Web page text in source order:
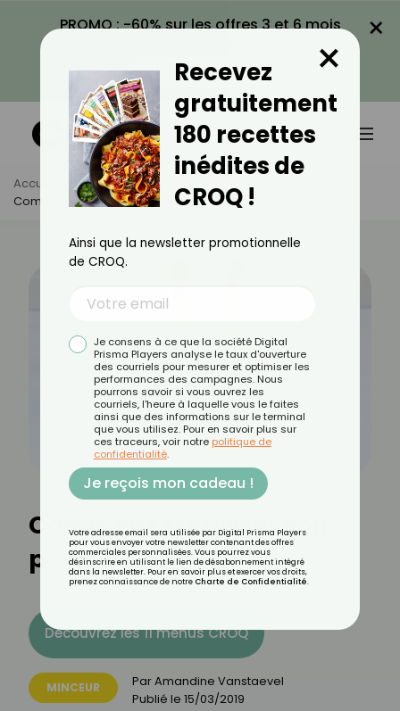
PROMO : -60% sur les offres 3 et 6 mois
VOIR LA PROMO
×
Accueil Actus
Minceur
Comment Stabiliser Son Poids ?
Comment stabiliser son
poids ?
Découvrez les 11 menus CROQ
MINCEUR ParAmandine Vanstaevel
Publié le 15/03/2019
Recevez
gratuitement
180 recettes
inédites de
CROQ !
×
Ainsi que la newsletter promotionnelle
de CROQ.
Je consens à ce que la société Digital
Prisma Players analyse le taux d'ouverture
des courriels pour mesurer et optimiser les
performances des campagnes. Nous
pourrons savoir si vous ouvrez les
courriels, l'heure à laquelle vous le faites
ainsi que des informations sur le terminal
que vous utilisez. Pour en savoir plus sur
ces traceurs, voir notre politique de
confidentialité.
Je reçois mon cadeau !
Votre adresse email sera utilisée par Digital Prisma Players
pour vous envoyer votre newsletter contenant des offres
commerciales personnalisées. Vous pourrez vous
désinscrire en utilisant le lien de désabonnement intégré
dans la newsletter. Pour en savoir plus et exercer vos droits,
prenez connaissance de notre Charte de Confidentialité.